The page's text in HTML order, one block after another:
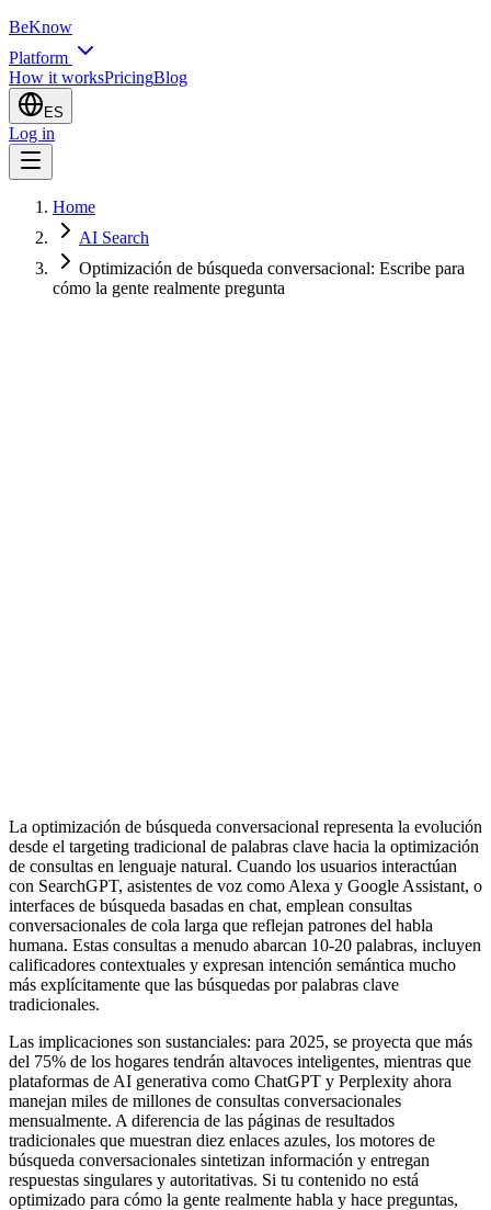
BeKnow
Platform
How it worksPricingBlog
ES
Log in
Home
AI Search
Optimización de búsqueda conversacional: Escribe para
cómo la gente realmente pregunta
La optimización de búsqueda conversacional representa la evolución
desde el targeting tradicional de palabras clave hacia la optimización
de consultas en lenguaje natural. Cuando los usuarios interactúan
con SearchGPT, asistentes de voz como Alexa y Google Assistant, o
interfaces de búsqueda basadas en chat, emplean consultas
conversacionales de cola larga que reflejan patrones del habla
humana. Estas consultas a menudo abarcan 10-20 palabras, incluyen
calificadores contextuales y expresan intención semántica mucho
más explícitamente que las búsquedas por palabras clave
tradicionales.
Las implicaciones son sustanciales: para 2025, se proyecta que más
del 75% de los hogares tendrán altavoces inteligentes, mientras que
plataformas de AI generativa como ChatGPT y Perplexity ahora
manejan miles de millones de consultas conversacionales
mensualmente. A diferencia de las páginas de resultados
tradicionales que muestran diez enlaces azules, los motores de
búsqueda conversacionales sintetizan información y entregan
respuestas singulares y autoritativas. Si tu contenido no está
optimizado para cómo la gente realmente habla y hace preguntas,